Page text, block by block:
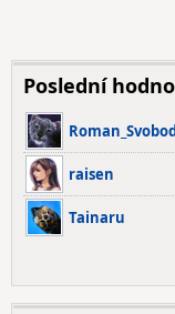
Poslední
raisen
Tainaru